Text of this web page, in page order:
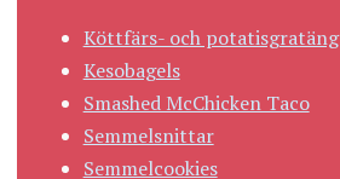
Köttfärs- och potatisgratäng
Kesobagels
Smashed McChicken Taco
Semmelsnittar
Semmelcookies